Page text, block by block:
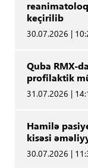
keçirilib
30.07.2026 |
Quba RMX-
profilaktik
31.07.2026 |
Hamilə
kisəsi
30.07.2026 |